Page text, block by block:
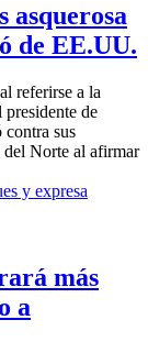
asquerosa
de EE.UU.
referirse a la
de
sus
del Norte al afirmar
más
a